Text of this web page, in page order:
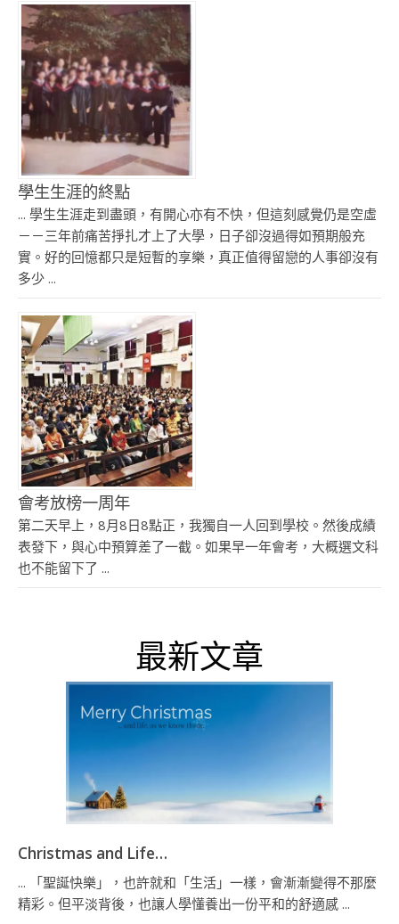
學生生涯的終點
... 學生生涯走到盡頭，有開心亦有不快，但這刻感覺仍是空虛
－－三年前痛苦掙扎才上了大學，日子卻沒過得如預期般充
實。好的回憶都只是短暫的享樂，真正值得留戀的人事卻沒有
多少 ...
會考放榜一周年
第二天早上，8月8日8點正，我獨自一人回到學校。然後成績
表發下，與心中預算差了一截。如果早一年會考，大概選文科
也不能留下了 ...
最新文章
Christmas and Life…
... 「聖誕快樂」，也許就和「生活」一樣，會漸漸變得不那麼
精彩。但平淡背後，也讓人學懂養出一份平和的舒適感 ...